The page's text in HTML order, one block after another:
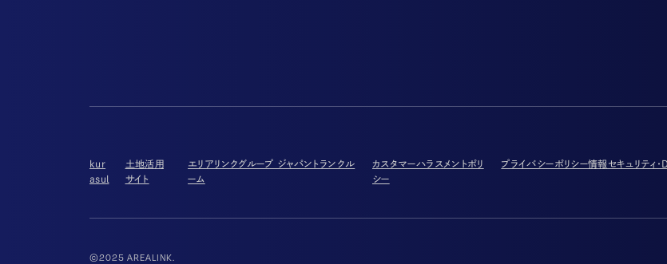
kur
asul
土地活用
サイト
エリアリンクグループ ジャパントランクル
ーム
カスタマーハラスメントポリ
シー
プライバシーポリシー情報セキュリティ
©2025 AREALINK.